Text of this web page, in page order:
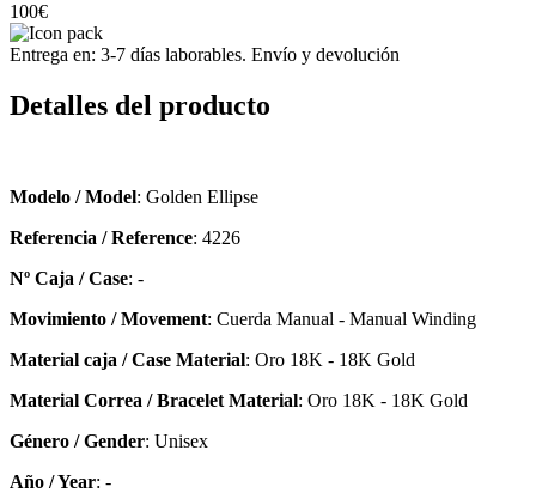
100€
Entrega en: 3-7 días laborables. Envío y devolución
Detalles del producto
Modelo / Model: Golden Ellipse
Referencia / Reference: 4226
Nº Caja / Case: -
Movimiento / Movement: Cuerda Manual - Manual Winding
Material caja / Case Material: Oro 18K - 18K Gold
Material Correa / Bracelet Material: Oro 18K - 18K Gold
Género / Gender: Unisex
Año / Year: -